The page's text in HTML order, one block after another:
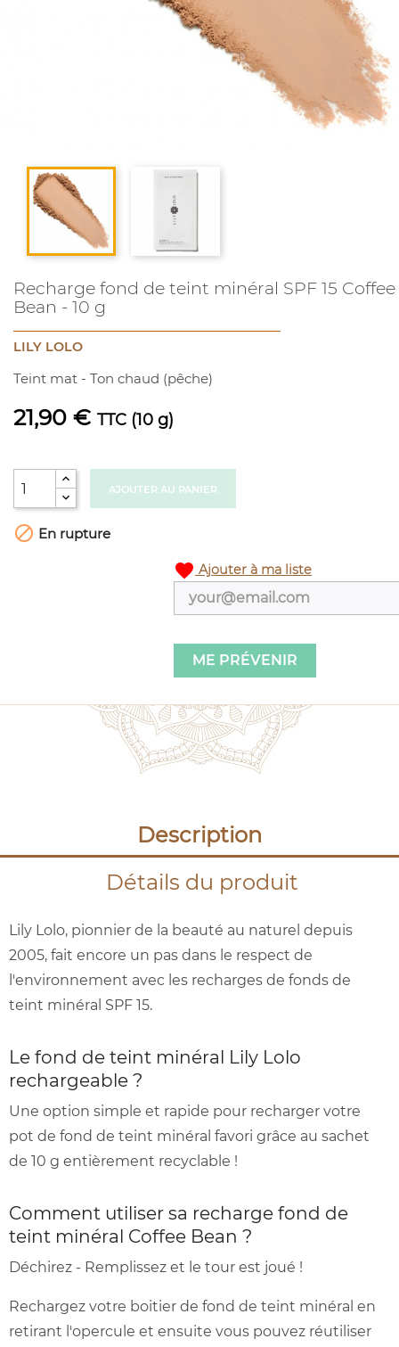
Recharge fond de teint minéral SPF 15 Coffee
Bean - 10 g
LILY LOLO
Teint mat - Ton chaud (pêche)
21,90 € TTC (10 g)
AJOUTER AU PANIER
 En rupture
favorite Ajouter à ma liste
ME PRÉVENIR
Description
Détails du produit
Lily Lolo, pionnier de la beauté au naturel depuis
2005, fait encore un pas dans le respect de
l'environnement avec les recharges de fonds de
teint minéral SPF 15.
Le fond de teint minéral Lily Lolo
rechargeable ?
Une option simple et rapide pour recharger votre
pot de fond de teint minéral favori grâce au sachet
de 10 g entièrement recyclable !
Comment utiliser sa recharge fond de
teint minéral Coffee Bean ?
Déchirez - Remplissez et le tour est joué !
Rechargez votre boitier de fond de teint minéral en
retirant l'opercule et ensuite vous pouvez réutiliser